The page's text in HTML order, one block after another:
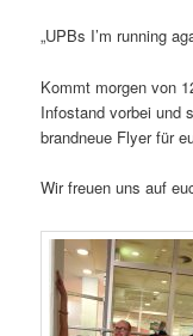
„UPBs I’m running
Kommt morgen von
Infostand vorbei und
brandneue Flyer für
Wir freuen uns auf